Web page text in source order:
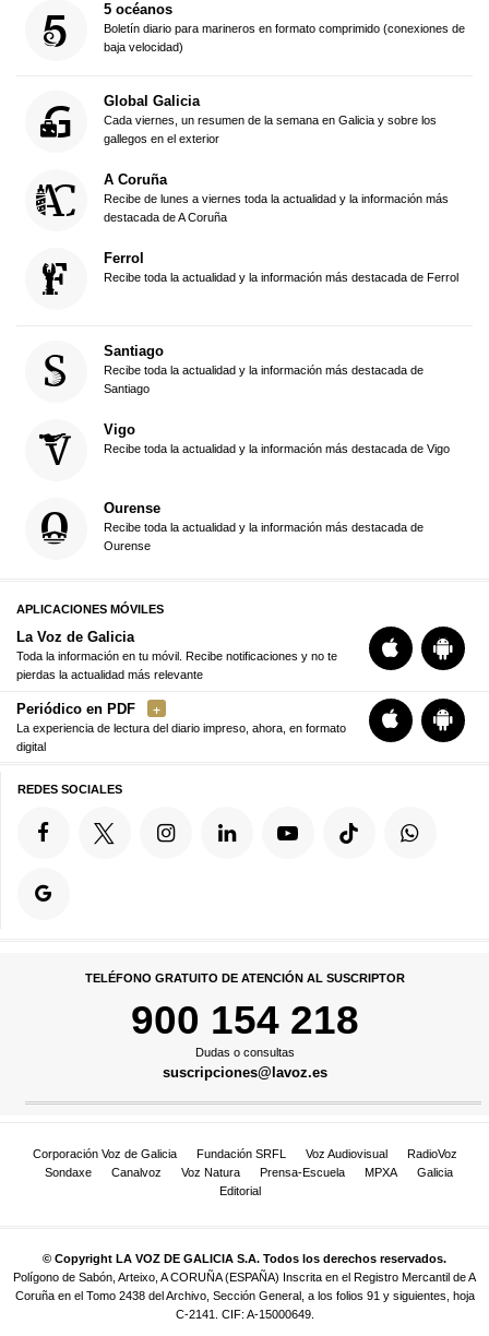
5 océanos
Boletín diario para marineros en formato comprimido (conexiones de
baja velocidad)
Global Galicia
Cada viernes, un resumen de la semana en Galicia y sobre los
gallegos en el exterior
A Coruña
Recibe de lunes a viernes toda la actualidad y la información más
destacada de A Coruña
Ferrol
Recibe toda la actualidad y la información más destacada de Ferrol
Santiago
Recibe toda la actualidad y la información más destacada de
Santiago
Vigo
Recibe toda la actualidad y la información más destacada de Vigo
Ourense
Recibe toda la actualidad y la información más destacada de
Ourense
APLICACIONES MÓVILES
La Voz de Galicia
Toda la información en tu móvil. Recibe notificaciones y no te
pierdas la actualidad más relevante
Periódico en PDF
La experiencia de lectura del diario impreso, ahora, en formato
digital
REDES SOCIALES
TELÉFONO GRATUITO DE ATENCIÓN AL SUSCRIPTOR
900 154 218
Dudas o consultas
suscripciones@lavoz.es
Corporación Voz de Galicia Fundación SRFL Voz Audiovisual
RadioVoz
Sondaxe
Canalvoz Voz Natura Prensa-Escuela MPXA
Galicia
Editorial
© Copyright LA VOZ DE GALICIA S.A. Todos los derechos reservados.
Polígono de Sabón, Arteixo, A CORUÑA (ESPAÑA) Inscrita en el Registro Mercantil de A
Coruña en el Tomo 2438 del Archivo, Sección General, a los folios 91 y siguientes, hoja
C-2141. CIF: A-15000649.